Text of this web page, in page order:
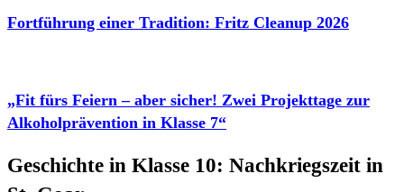
Fortführung einer Tradition: Fritz Cleanup 2026
„Fit fürs Feiern – aber sicher! Zwei Projekttage zur
Alkoholprävention in Klasse 7“
Geschichte in Klasse 10: Nachkriegszeit in